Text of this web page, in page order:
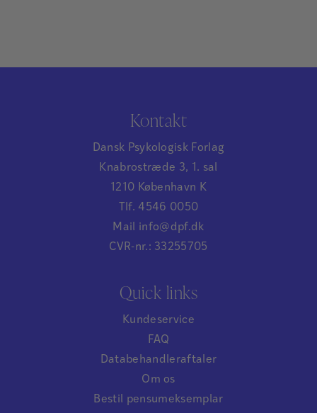
Kontakt
Dansk Psykologisk Forlag
Knabrostræde 3, 1. sal
1210 København K
Tlf. 4546 0050
Mail info@dpf.dk
CVR-nr.: 33255705
Quick links
Kundeservice
FAQ
Databehandleraftaler
Om os
Bestil pensumeksemplar